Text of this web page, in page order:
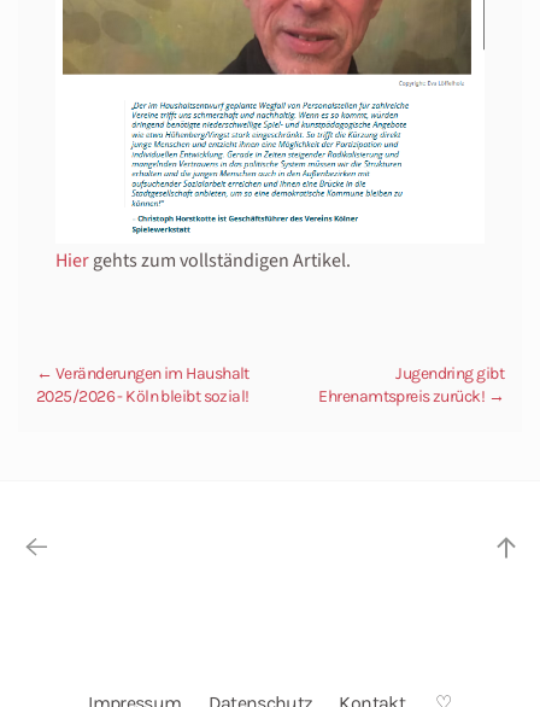
Hiergehts zum vollständigen Artikel.
← Veränderungen im Haushalt
2025/2026 - Köln bleibt sozial!
Jugendring gibt
Ehrenamtspreis zurück! →